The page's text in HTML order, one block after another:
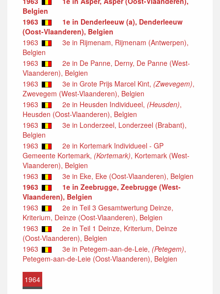
Belgien
1963
1e in Denderleeuw (a), Denderleeuw
(Oost-Vlaanderen), Belgien
1963
3e in Rijmenam, Rijmenam (Antwerpen),
Belgien
1963
2e in De Panne, Derny, De Panne (West-
Vlaanderen), Belgien
1963
3e in Grote Prijs Marcel Kint, (Zwevegem),
Zwevegem (West-Vlaanderen), Belgien
1963
2e in Heusden Individueel, (Heusden),
Heusden (Oost-Vlaanderen), Belgien
1963
3e in Londerzeel, Londerzeel (Brabant),
Belgien
1963
2e in Kortemark Individueel - GP
Gemeente Kortemark, (Kortemark), Kortemark (West-
Vlaanderen), Belgien
1963
3e in Eke, Eke (Oost-Vlaanderen), Belgien
1963
1e in Zeebrugge, Zeebrugge (West-
Vlaanderen), Belgien
1963
2e in Teil 3 Gesamtwertung Deinze,
Kriterium, Deinze (Oost-Vlaanderen), Belgien
1963
2e in Teil 1 Deinze, Kriterium, Deinze
(Oost-Vlaanderen), Belgien
1963
3e in Petegem-aan-de-Leie, (Petegem),
Petegem-aan-de-Leie (Oost-Vlaanderen), Belgien
1964